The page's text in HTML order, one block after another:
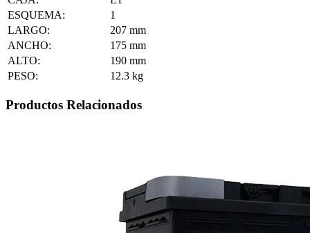
ESQUEMA:
1
LARGO:
207 mm
ANCHO:
175 mm
ALTO:
190 mm
PESO:
12.3 kg
Productos Relacionados